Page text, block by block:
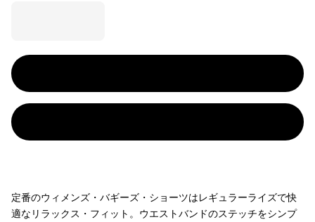
定番のウィメンズ・バギーズ・ショーツはレギュラーライズで快
適なリラックス・フィット。ウエストバンドのステッチをシンプ